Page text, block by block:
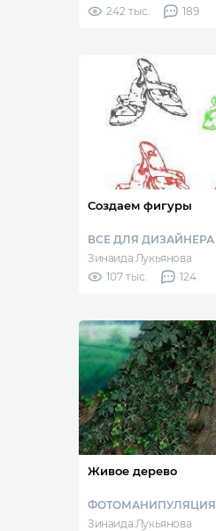
242 тыс.
189
Создаем фигуры
ВСЕ ДЛЯ ДИЗАЙНЕРА
Зинаида Лукьянова
107 тыс.
124
Живое дерево
ФОТОМАНИПУЛЯЦИЯ
Зинаида Лукьянова